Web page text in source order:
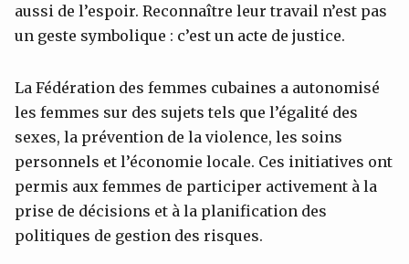
aussi de l’espoir. Reconnaître leur travail n’est pas
un geste symbolique : c’est un acte de justice.
La Fédération des femmes cubaines a autonomisé
les femmes sur des sujets tels que l’égalité des
sexes, la prévention de la violence, les soins
personnels et l’économie locale. Ces initiatives ont
permis aux femmes de participer activement à la
prise de décisions et à la planification des
politiques de gestion des risques.